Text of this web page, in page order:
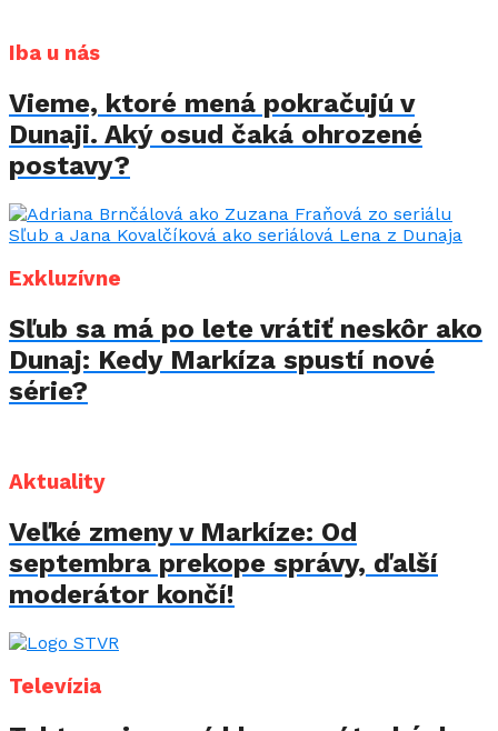
Iba u nás
Vieme, ktoré mená pokračujú v
Dunaji. Aký osud čaká ohrozené
postavy?
Exkluzívne
Sľub sa má po lete vrátiť neskôr ako
Dunaj: Kedy Markíza spustí nové
série?
Aktuality
Veľké zmeny v Markíze: Od
septembra prekope správy, ďalší
moderátor končí!
Televízia